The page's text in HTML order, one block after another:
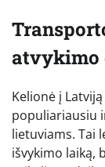
atvykimo
Kelionė į
populiariausiu
lietuviams. Tai
išvykimo laiką,